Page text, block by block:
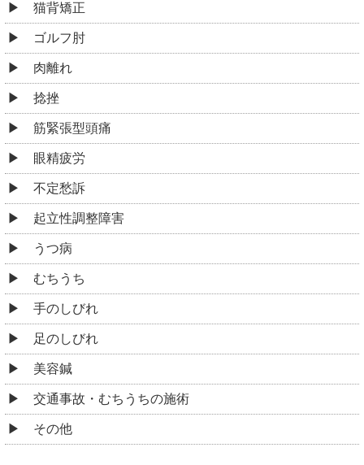
猫背矯正
ゴルフ肘
肉離れ
捻挫
筋緊張型頭痛
眼精疲労
不定愁訴
起立性調整障害
うつ病
むちうち
手のしびれ
足のしびれ
美容鍼
交通事故・むちうちの施術
その他